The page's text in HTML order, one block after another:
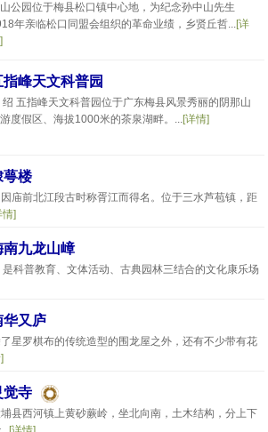
公园位于梅县松口镇中心地，为纪念孙中山先生
年亲临松口同盟会组织的革命业绩，乡贤丘哲...[详
指峰天文科普园
绍 五指峰天文科普园位于广东梅县风景秀丽的阴那山
度假区、海拔1000米的茶泉湖畔。...[详情]
萼楼
庙前北江段古时称胥江而得名。位于三水芦苞镇，距
情]
南九龙山嶂
科普教育、文体活动、古典园林三结合的文化康乐场
华又庐
星罗棋布的传统造型的围龙屋之外，还有不少带有花
觉寺
县西河镇上黄砂蕨岭，坐北向南，土木结构，分上下